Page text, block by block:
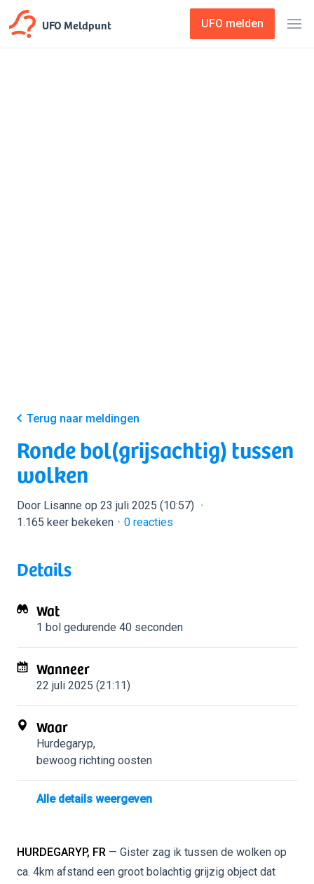
UFO Meldpunt UFO melden
Terug naar meldingen
Ronde bol(grijsachtig) tussen
wolken
Door Lisanne op 23 juli 2025 (10:57)
1.165 keer bekeken
0 reacties
Details
Wat
1 bol gedurende 40 seconden
Wanneer
22 juli 2025 (21:11)
Waar
Hurdegaryp,
bewoog richting oosten
Alle details weergeven
HURDEGARYP, FR — Gister zag ik tussen de wolken op
ca. 4km afstand een groot bolachtig grijzig object dat